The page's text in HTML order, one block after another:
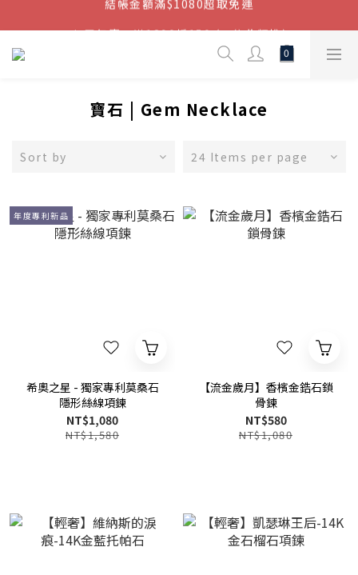
結帳金額滿$1080超取免運
點我加入官方LINE帳號，獲得50元現金券
寶石 | Gem Necklace
Sort by 24 Items per page
年度專利新品
希奧之星 - 獨家專利莫桑石
隱形絲線項鍊
NT$1,080
NT$1,580
【流金歲月】香檳金鋯石鎖
骨鍊
NT$580
NT$1,080